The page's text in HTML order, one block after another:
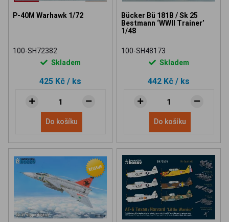
P-40M Warhawk 1/72
100-SH72382
Skladem
425 Kč / ks
Do košíku
Bücker Bü 181B / Sk 25
Bestmann ‘WWII Trainer’
1/48
100-SH48173
Skladem
442 Kč / ks
Do košíku